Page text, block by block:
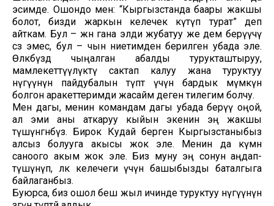
эсимде. Ошондо мен: “Кыргызстанда баары жакшы
болот, бизди жаркын келечек күтүп турат” деп
айткам. Бул – жөн гана элди жубатуу же дем берүүчү
сөз эмес, бул – чын ниетимден берилген убада эле.
Өлкөбүздө чыңалган абалды турукташтыруу,
мамлекеттүүлүктү сактап калуу жана туруктуу
өнүгүүнүн пайдубалын түптөө үчүн бардык мүмкүн
болгон аракеттеримди жасайм деген тилегим болчу.
Мен дагы, менин командам дагы убада берүү оңой,
ал эми аны аткаруу кыйын экенин эң жакшы
түшүнгөнбүз. Бирок Кудай берген Кыргызстаныбыз
алсыз болууга акысы жок эле. Менин да күмөн
саноого акым жок эле. Биз муну эң сонун аңдап-
түшүнүп, өлкө келечеги үчүн башыбызды баталгыга
байлаганбыз.
Буюрса, биз ошол беш жыл ичинде туруктуу өнүгүүнүн